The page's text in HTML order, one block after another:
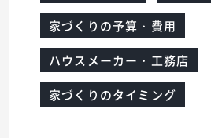
家づくりの予算・費用
ハウスメーカー・工務店
家づくりのタイミング